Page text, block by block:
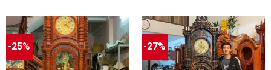
13.500.000 ₫.
-25% -27%